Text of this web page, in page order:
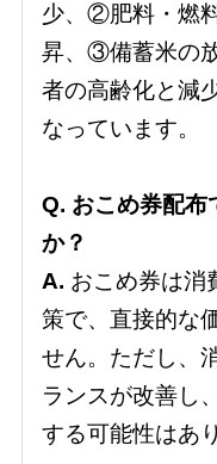
少、②肥料・燃
昇、③備蓄米の
者の高齢化と減
なっています。
Q. おこめ券配布
か？
A. おこめ券は消
策で、直接的な
せん。ただし、
ランスが改善し
する可能性はあ